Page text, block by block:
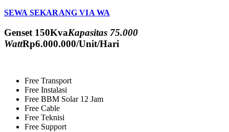
SEWA SEKARANG VIA WA
Genset 150KvaKapasitas 75.000
WattRp6.000.000/Unit/Hari
Free Transport
Free Instalasi
Free BBM Solar 12 Jam
Free Cable
Free Teknisi
Free Support